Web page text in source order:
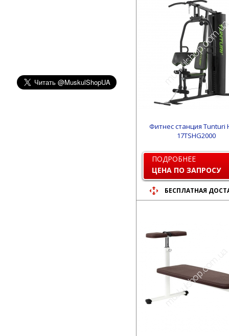
Фитнес станция Tunturi
17TSHG2000
ПОДРОБНЕЕ
ЦЕНА ПО ЗАПРОСУ
БЕСПЛАТНАЯ